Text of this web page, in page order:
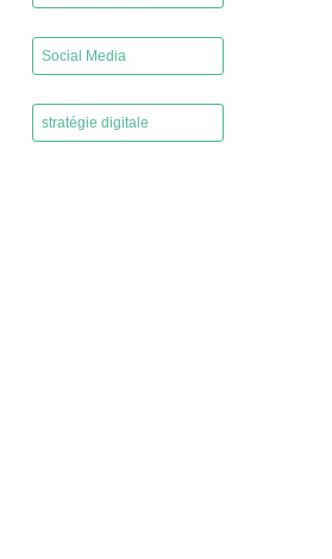
Social Media
stratégie digitale